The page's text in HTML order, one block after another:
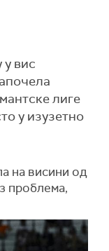
вис
лиге
у изузетно
на висини од
проблема,